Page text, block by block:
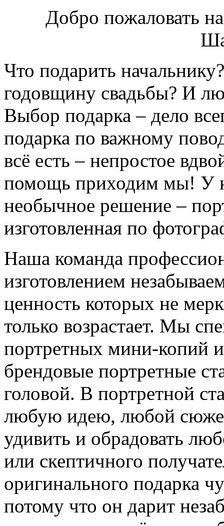
Добро пожаловать
Что подарить
годовщину свадьбы? И
Выбор подарка – дело
подарка по важному
всё есть – непростое
помощь приходим мы! У
необычное решение –
изготовленная по
Наша команда
изготовлением
ценность которых не
только возрастает. Мы
портретных мини-копий
брендовые портретные
головой. В портретной
любую идею, любой
удивить и обрадовать
или скептичного
оригинального подарка
потому что он дарит